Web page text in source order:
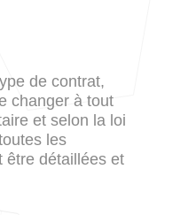
de contrat,
changer à tout
et selon la loi
les
être détaillées et